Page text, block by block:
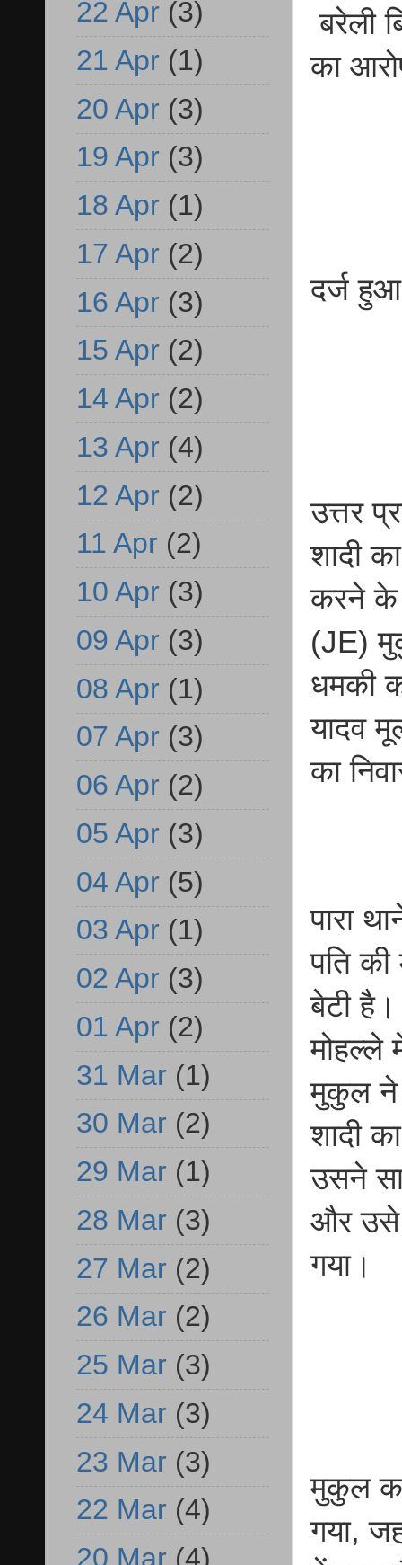
बरेली
का
दर्ज
उत्तर
शादी
करने के
(JE)
धमकी
यादव
का
पारा
पति
बेटी
मोहल्ले
मुकुल ने
शादी
उसने
और उसे
गया।
मुकुल
गया,
22 Apr (3)
21 Apr (1)
20 Apr (3)
19 Apr (3)
18 Apr (1)
17 Apr (2)
16 Apr (3)
15 Apr (2)
14 Apr (2)
13 Apr (4)
12 Apr (2)
11 Apr (2)
10 Apr (3)
09 Apr (3)
08 Apr (1)
07 Apr (3)
06 Apr (2)
05 Apr (3)
04 Apr (5)
03 Apr (1)
02 Apr (3)
01 Apr (2)
31 Mar (1)
30 Mar (2)
29 Mar (1)
28 Mar (3)
27 Mar (2)
26 Mar (2)
25 Mar (3)
24 Mar (3)
23 Mar (3)
22 Mar (4)
20 Mar (4)